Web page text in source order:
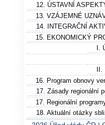
12. ÚSTAVNÍ
13. VZÁJEMNÉ
14. INTEGRAČNÍ
15. EKONOMICKÝ
I.
II.
16. Program obnovy
17. Zásady regionální
17. Regionální
18. Aktuální otázky